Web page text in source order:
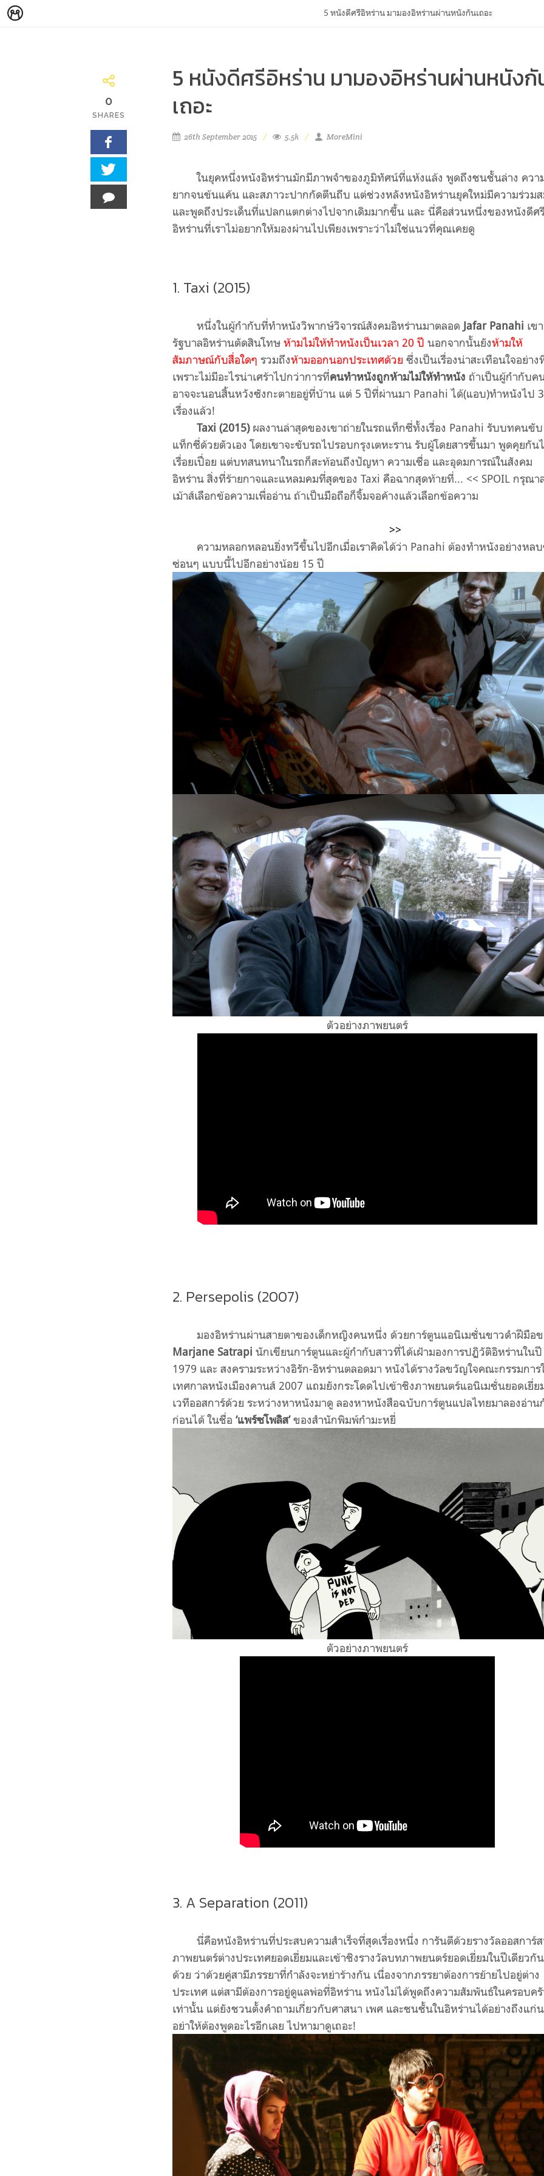
5 หนังดีศรีอิหร่าน มามองอิหร่านผ่านหนังกันเถอะ
0
SHARES
5 หนังดีศรีอิหร่าน มามองอิหร่านผ่านหนัง
เถอะ
26th September 2015 5.5k MoreMini
ในยุคหนึ่งหนังอิหร่านมักมีภาพจำของภูมิทัศน์ที่แห้งแล้ง พูดถึงชนชั้นล่าง ควา
ยากจนข้นแค้น และสภาวะปากกัดตีนถีบ แต่ช่วงหลังหนังอิหร่านยุคใหม่มีความร่วม
และพูดถึงประเด็นที่แปลกแตกต่างไปจากเดิมมากขึ้น และ นี่คือส่วนหนึ่งของหนังดีศ
อิหร่านที่เราไม่อยากให้มองผ่านไปเพียงเพราะว่าไม่ใช่แนวที่คุณเคยดู
1. Taxi (2015)
หนึ่งในผู้กำกับที่ทำหนังวิพากษ์วิจารณ์สังคมอิหร่านมาตลอด Jafar Panahi เข
รัฐบาลอิหร่านตัดสินโทษ ห้ามไม่ให้ทำหนังเป็นเวลา 20 ปี นอกจากนั้นยังห้ามให้
สัมภาษณ์กับสื่อใดๆ รวมถึงห้ามออกนอกประเทศด้วย ซึ่งเป็นเรื่องน่าสะเทือนใจอย่าง
เพราะไม่มีอะไรน่าเศร้าไปกว่าการที่คนทำหนังถูกห้ามไม่ให้ทำหนัง ถ้าเป็นผู้กำกับค
อาจจะนอนสิ้นหวังซังกะตายอยู่ที่บ้าน แต่ 5 ปีที่ผ่านมา Panahi ได้(แอบ)ทำหนังไป 3
เรื่องแล้ว!
Taxi (2015)ผลงานล่าสุดของเขาถ่ายในรถแท็กซี่ทั้งเรื่อง Panahi รับบทคนขับ
แท็กซี่ด้วยตัวเอง โดยเขาจะขับรถไปรอบกรุงเตหะราน รับผู้โดยสารขึ้นมา พูดคุยกัน
เรื่อยเปื่อย แต่บทสนทนาในรถก็สะท้อนถึงปัญหา ความเชื่อ และอุดมการณ์ในสังคม
อิหร่าน สิ่งที่ร้ายกาจและแหลมคมที่สุดของ Taxi คือฉากสุดท้ายที่... << SPOIL กรุณา
เม้าส์เลือกข้อความเพื่ออ่าน ถ้าเป็นมือถือก็จิ้มจอค้างแล้วเลือกข้อความ
>>
ความหลอกหลอนยิ่งทวีขึ้นไปอีกเมื่อเราคิดได้ว่า Panahi ต้องทำหนังอย่างหล
ซ่อนๆ แบบนี้ไปอีกอย่างน้อย 15 ปี
ตัวอย่างภาพยนตร์
2. Persepolis (2007)
มองอิหร่านผ่านสายตาของเด็กหญิงคนหนึ่ง ด้วยการ์ตูนแอนิเมชั่นขาวดำฝีมือ
Marjane Satrapi นักเขียนการ์ตูนและผู้กำกับสาวที่ได้เฝ้ามองการปฏิวัติอิหร่านในปี
1979 และ สงครามระหว่างอิรัก-อิหร่านตลอดมา หนังได้รางวัลขวัญใจคณะกรรมการ
เทศกาลหนังเมืองคานส์ 2007 แถมยังกระโดดไปเข้าชิงภาพยนตร์แอนิเมชั่นยอดเยี่ย
เวทีออสการ์ด้วย ระหว่างหาหนังมาดู ลองหาหนังสือฉบับการ์ตูนแปลไทยมาลองอ่าน
ก่อนได้ ในชื่อ ‘แพร์ซโพลิส’ของสำนักพิมพ์กำมะหยี่
ตัวอย่างภาพยนตร์
3. A Separation (2011)
นี่คือหนังอิหร่านที่ประสบความสำเร็จที่สุดเรื่องหนึ่ง การันตีด้วยรางวัลออสการ์
ภาพยนตร์ต่างประเทศยอดเยี่ยมและเข้าชิงรางวัลบทภาพยนตร์ยอดเยี่ยมในปีเดียวกัน
ด้วย ว่าด้วยคู่สามีภรรยาที่กำลังจะหย่าร้างกัน เนื่องจากภรรยาต้องการย้ายไปอยู่ต่าง
ประเทศ แต่สามีต้องการอยู่ดูแลพ่อที่อิหร่าน หนังไม่ได้พูดถึงความสัมพันธ์ในครอบค
เท่านั้น แต่ยังชวนตั้งคำถามเกี่ยวกับศาสนา เพศ และชนชั้นในอิหร่านได้อย่างถึงแก่น
อย่าให้ต้องพูดอะไรอีกเลย ไปหามาดูเถอะ!